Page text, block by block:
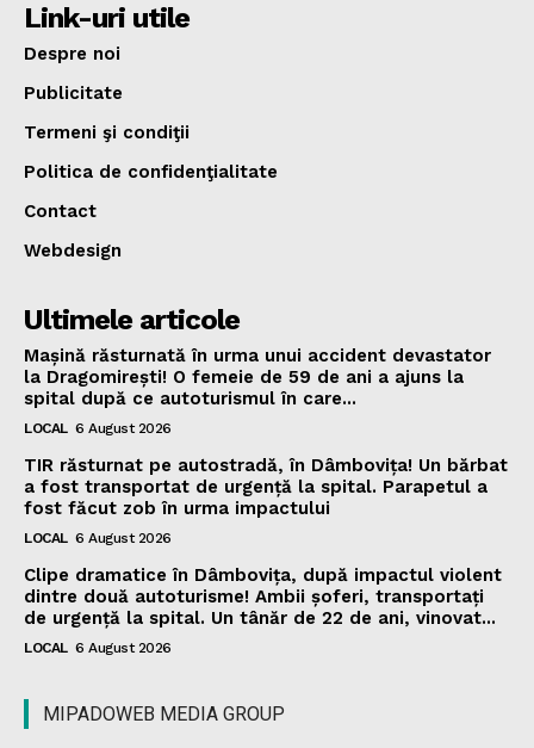
Link-uri utile
Despre noi
Publicitate
Termeni şi condiţii
Politica de confidenţialitate
Contact
Webdesign
Ultimele articole
Mașină răsturnată în urma unui accident devastator
la Dragomirești! O femeie de 59 de ani a ajuns la
spital după ce autoturismul în care...
LOCAL 6 August 2026
TIR răsturnat pe autostradă, în Dâmbovița! Un bărbat
a fost transportat de urgență la spital. Parapetul a
fost făcut zob în urma impactului
LOCAL 6 August 2026
Clipe dramatice în Dâmbovița, după impactul violent
dintre două autoturisme! Ambii șoferi, transportați
de urgență la spital. Un tânăr de 22 de ani, vinovat...
LOCAL 6 August 2026
MIPADOWEB MEDIA GROUP